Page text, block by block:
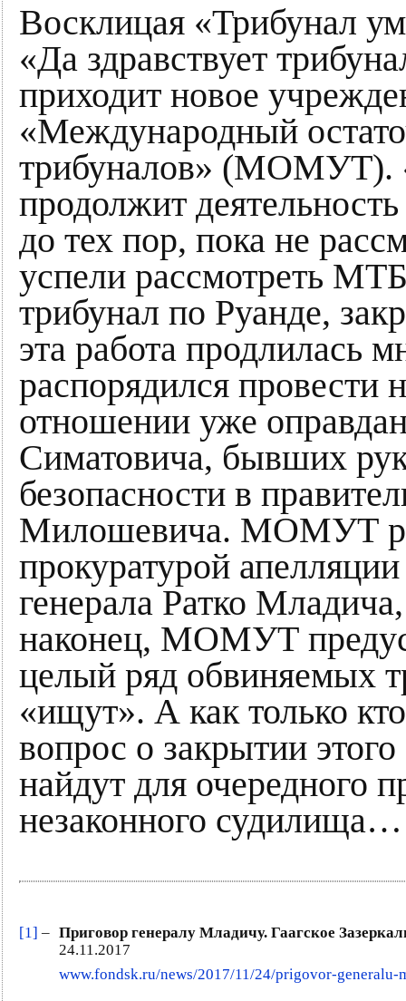
Восклицая «Трибунал
«Да здравствует
приходит новое
«Международный
трибуналов» (МОМУТ).
продолжит
до тех пор, пока не
успели рассмотреть
трибунал по Руанде,
эта работа
распорядился провести
отношении уже
Симатовича, бывших
безопасности в
Милошевича. МОМУТ
прокуратурой
генерала Ратко
наконец, МОМУТ
целый ряд обвиняемых
«ищут». А как только
вопрос о закрытии
найдут для очередного
незаконного судилища…
[1] – Приговор генералу Младичу. Гаагское
24.11.2017
www.fondsk.ru/news/2017/11/24/prigovor-generalu-